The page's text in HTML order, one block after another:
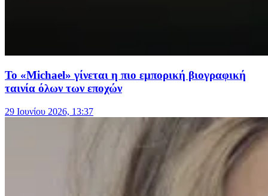
Το «Michael» γίνεται η πιο εμπορική βιογραφική
ταινία όλων των εποχών
29 Ιουνίου 2026, 13:37